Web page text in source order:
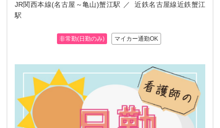
JR関西本線(名古屋～亀山)蟹江駅
近鉄名古屋線近鉄蟹江
駅
非常勤(日勤のみ) マイカー通勤OK